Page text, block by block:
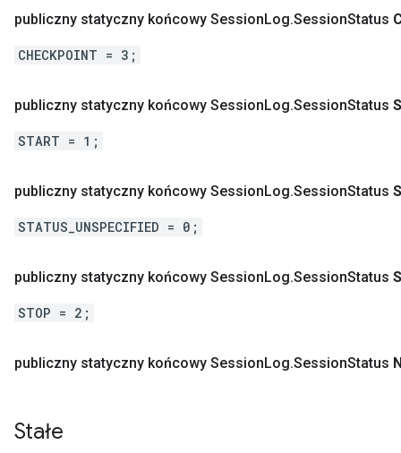
publiczny statyczny końcowy SessionLog.SessionStatus
CHECKPOINT = 3;
publiczny statyczny końcowy SessionLog.SessionStatus
START = 1;
publiczny statyczny końcowy SessionLog.SessionStatus
STATUS_UNSPECIFIED = 0;
publiczny statyczny końcowy SessionLog.SessionStatus
STOP = 2;
publiczny statyczny końcowy SessionLog.SessionStatus
Stałe